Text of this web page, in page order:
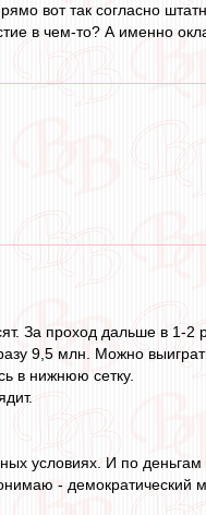
вот так согласно
в чем-то? А именно
За проход дальше в 1-2
9,5 млн. Можно
в нижнюю сетку.
условиях. И по деньгам
- демократический